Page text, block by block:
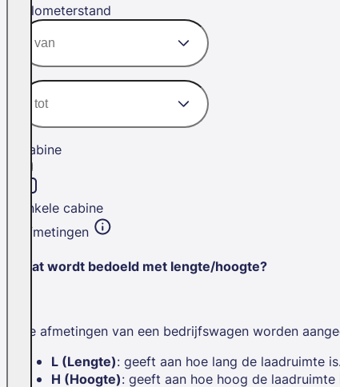
Kilometerstand
Cabine
Enkele cabine
Afmetingen
Wat wordt bedoeld met lengte/hoogte?
De afmetingen van een bedrijfswagen worden
L (Lengte): geeft aan hoe lang de laadruimte
H (Hoogte): geeft aan hoe hoog de